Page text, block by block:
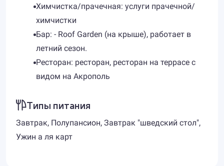
Химчистка/прачечная: услуги прачечной/
химчистки
Бар: - Roof Garden (на крыше), работает в
летний сезон.
Ресторан: ресторан, ресторан на террасе с
видом на Акрополь
Типы питания
Завтрак, Полупансион, Завтрак "шведский стол",
Ужин а ля карт